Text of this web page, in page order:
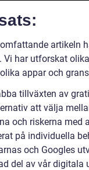
artikeln
Vi har utforskat
appar och
tillväxten av
att välja
och riskerna med
på individuella
och Googles
del av vår digitala